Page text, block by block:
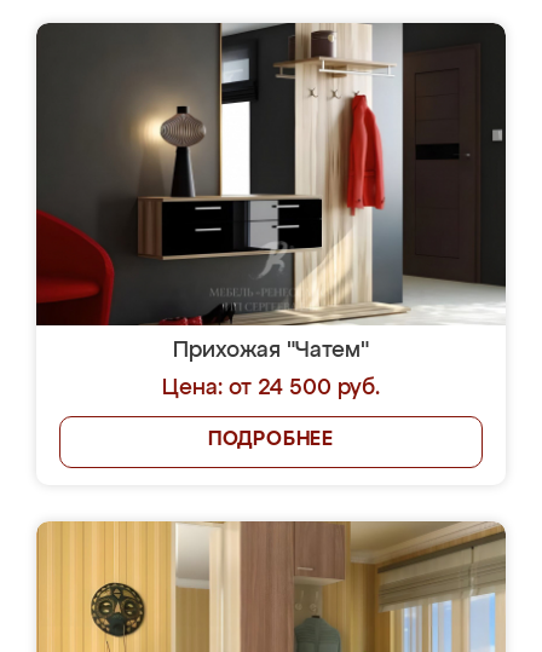
Прихожая "Чатем"
Цена: от 24 500 руб.
ПОДРОБНЕЕ